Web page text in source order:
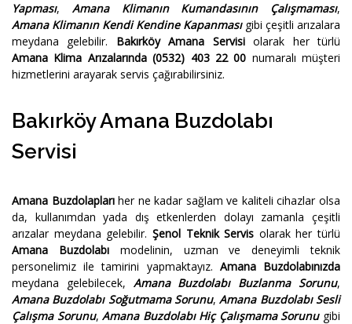
Yapması, Amana Klimanın Kumandasının Çalışmaması,
Amana Klimanın Kendi Kendine Kapanmasıgibi çeşitli arızalara
meydana gelebilir. Bakırköy Amana Servisiolarak her türlü
Amana Klima Arızalarında (0532) 403 22 00 numaralı müşteri
hizmetlerini arayarak servis çağırabilirsiniz.
Bakırköy Amana Buzdolabı
Servisi
Amana Buzdolaplarıher ne kadar sağlam ve kaliteli cihazlar olsa
da, kullanımdan yada dış etkenlerden dolayı zamanla çeşitli
arızalar meydana gelebilir. Şenol Teknik Servis olarak her türlü
Amana Buzdolabımodelinin, uzman ve deneyimli teknik
personelimiz ile tamirini yapmaktayız. Amana Buzdolabınızda
meydana gelebilecek, Amana Buzdolabı Buzlanma Sorunu,
Amana Buzdolabı Soğutmama Sorunu,Amana Buzdolabı Sesli
Çalışma Sorunu,Amana Buzdolabı Hiç Çalışmama Sorunugibi